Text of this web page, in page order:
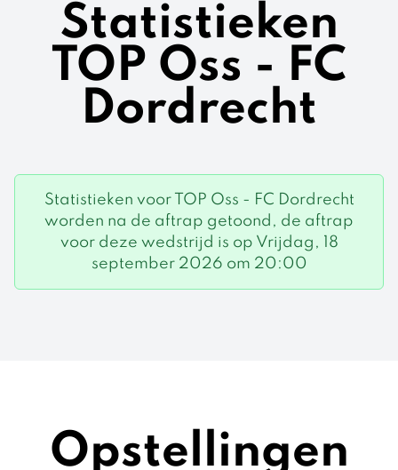
Statistieken
TOP Oss - FC
Dordrecht
Statistieken voor TOP Oss - FC Dordrecht
worden na de aftrap getoond, de aftrap
voor deze wedstrijd is op Vrijdag, 18
september 2026 om 20:00
Opstellingen